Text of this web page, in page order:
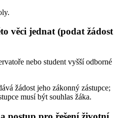
věci jednat (podat žádost
nebo student vyšší odborné
žádost jeho zákonný zástupce;
musí být souhlas žáka.